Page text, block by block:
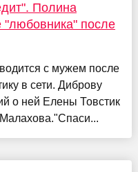
Полина
"любовника" после
с мужем после
в сети. Диброву
о ней Елены Товстик